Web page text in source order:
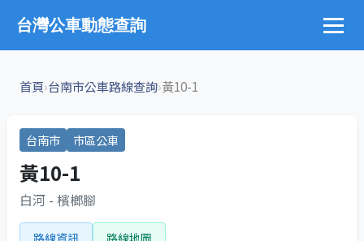
台灣公車動態查詢
首頁›台南市公車路線查詢›黃10-1
台南市 市區公車
黃10-1
白河 - 檳榔腳
路線資訊 路線地圖